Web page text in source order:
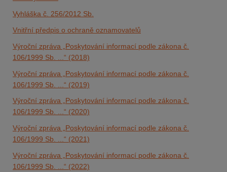
Vyhláška č. 256/2012 Sb.
Vnitřní předpis o ochraně oznamovatelů
Výroční zpráva „Poskytování informací podle zákona č.
106/1999 Sb. ...“ (2018)
Výroční zpráva „Poskytování informací podle zákona č.
106/1999 Sb. ...“ (2019)
Výroční zpráva „Poskytování informací podle zákona č.
106/1999 Sb. ...“ (2020)
Výroční zpráva „Poskytování informací podle zákona č.
106/1999 Sb. ...“ (2021)
Výroční zpráva „Poskytování informací podle zákona č.
106/1999 Sb. ...“ (2022)